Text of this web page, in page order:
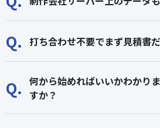
Q. 打ち合わせ不要でまず見積書
Q. 何から始めればいいかわかり
すか？